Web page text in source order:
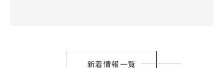
新着情報一覧